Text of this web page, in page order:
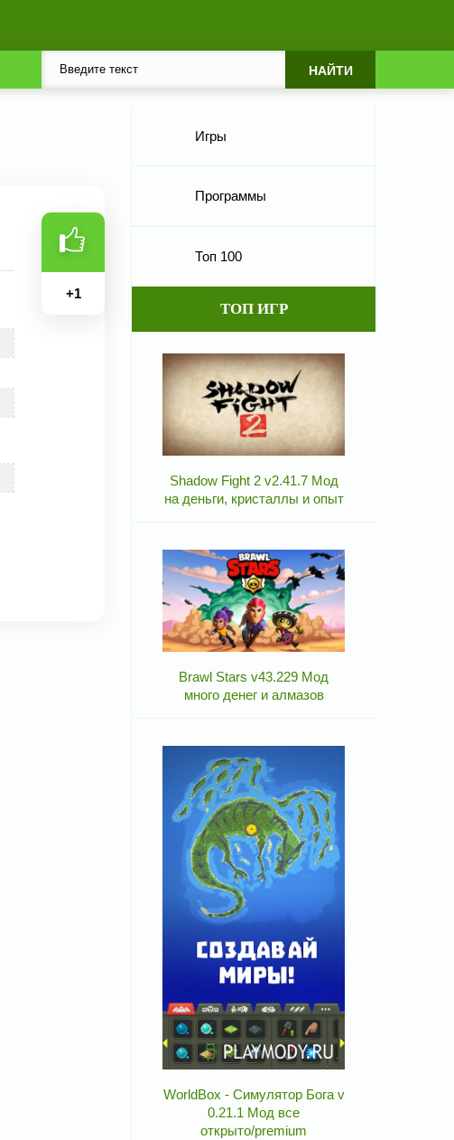
+1
Игры
Программы
Топ 100
ТОП ИГР
Shadow Fight 2 v2.41.7 Мод
на деньги, кристаллы и опыт
Brawl Stars v43.229 Мод
много денег и алмазов
WorldBox - Симулятор Бога v
0.21.1 Мод все
открыто/premium